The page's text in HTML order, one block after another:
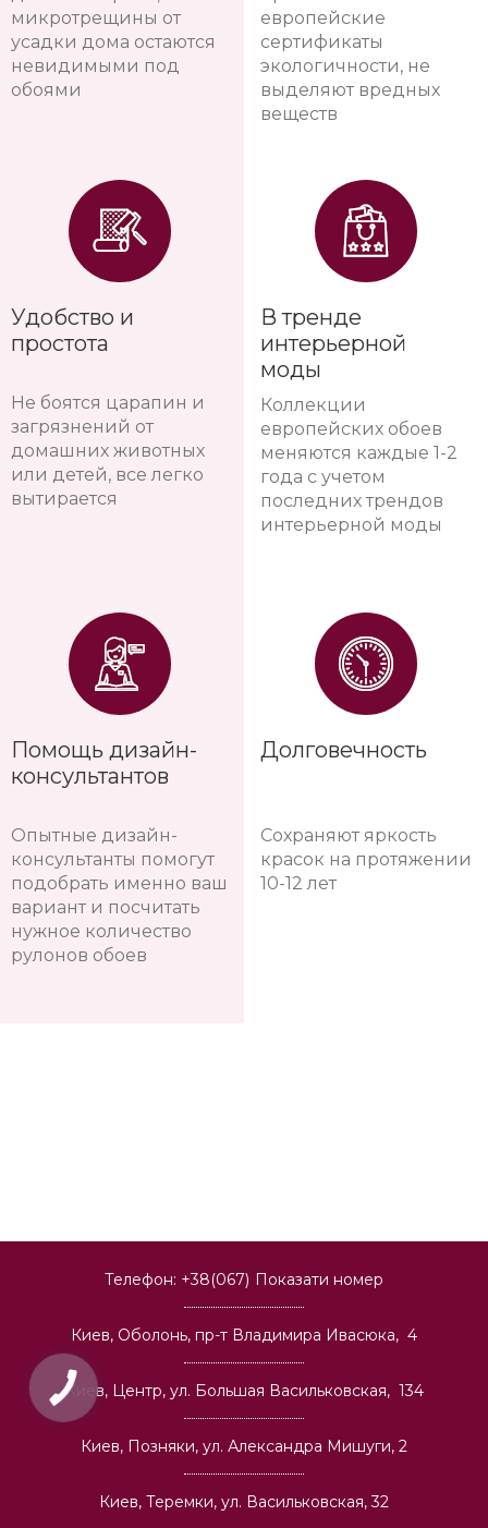
микротрещины от
усадки дома остаются
невидимыми под
обоями
Удобство и
простота
Не боятся царапин и
загрязнений от
домашних животных
или детей, все легко
вытирается
Помощь дизайн-
консультантов
Опытные дизайн-
консультанты помогут
подобрать именно ваш
вариант и посчитать
нужное количество
рулонов обоев
европейские
сертификаты
экологичности, не
выделяют вредных
веществ
В тренде
интерьерной
моды
Коллекции
европейских обоев
меняются каждые 1-2
года с учетом
последних трендов
интерьерной моды
Долговечность
Сохраняют яркость
красок на протяжении
10-12 лет
Телефон: +38(067) Показати номер
Киев, Оболонь, пр-т Владимира Ивасюка, 4
Киев, Центр, ул. Большая Васильковская, 134
Киев, Позняки, ул. Александра Мишуги, 2
Киев, Теремки, ул. Васильковская, 32